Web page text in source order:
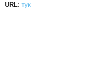
URL: тук